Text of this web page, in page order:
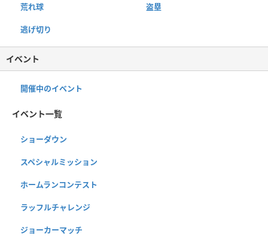
荒れ球 盗塁
逃げ切り
イベント
開催中のイベント
イベント一覧
ショーダウン
スペシャルミッション
ホームランコンテスト
ラッフルチャレンジ
ジョーカーマッチ